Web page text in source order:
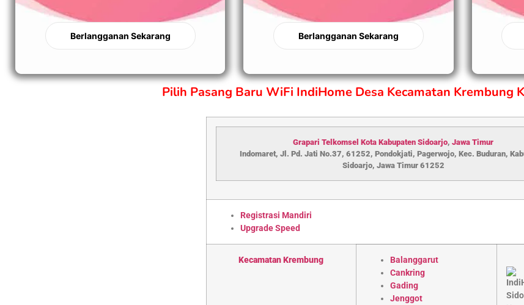
Berlangganan Sekarang Berlangganan Sekarang
Pilih Pasang Baru WiFi IndiHome Desa Kecamatan Krembung
Grapari Telkomsel Kota Kabupaten Sidoarjo, Jawa Timur
Indomaret, Jl. Pd. Jati No.37, 61252, Pondokjati, Pagerwojo, Kec. Buduran,
Sidoarjo, Jawa Timur 61252
Registrasi Mandiri
Upgrade Speed
Kecamatan Krembung
Balanggarut
Cankring
Gading
Jenggot